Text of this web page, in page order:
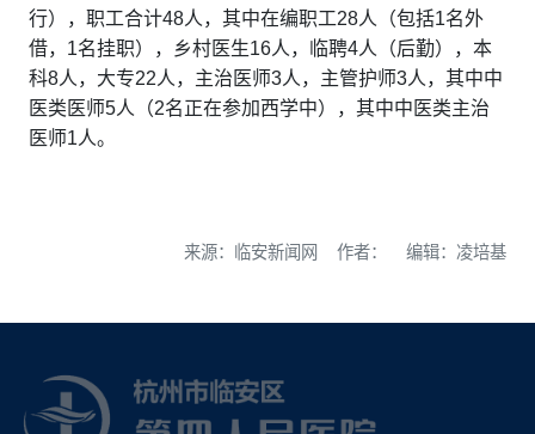
行），职工合计48人，其中在编职工28人（包括1名外
借，1名挂职），乡村医生16人，临聘4人（后勤），本
科8人，大专22人，主治医师3人，主管护师3人，其中中
医类医师5人（2名正在参加西学中），其中中医类主治
医师1人。
来源：临安新闻网 作者： 编辑：凌培基